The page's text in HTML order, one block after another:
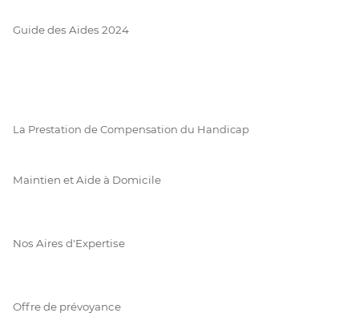
Guide des Aides 2024
La Prestation de Compensation du Handicap
Maintien et Aide à Domicile
Nos Aires d'Expertise
Offre de prévoyance